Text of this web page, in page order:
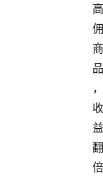
高
佣
商
品
，
收
益
翻
倍